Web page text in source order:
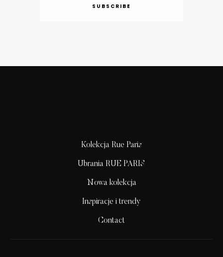
SUBSCRIBE
Kolekcja Rue Paris
Ubrania RUE PARIS
Nowa kolekcja
Inspiracje i trendy
Contact